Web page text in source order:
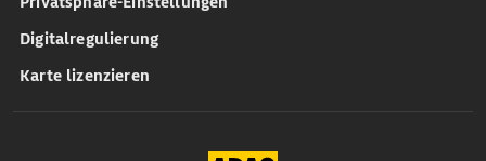
Digitalregulierung
Karte lizenzieren